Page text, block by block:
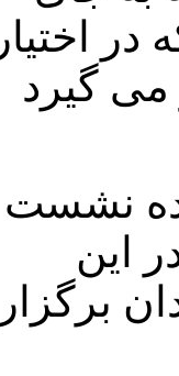
در اختیار
می گیرد
نشست
این
برگزار